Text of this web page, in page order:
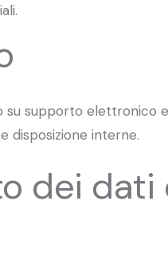
supporto elettronico
disposizione interne.
dei dati